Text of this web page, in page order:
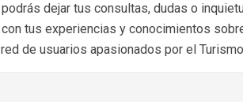
podrás dejar tus consultas, dudas o
con tus experiencias y conocimientos
de usuarios apasionados por el